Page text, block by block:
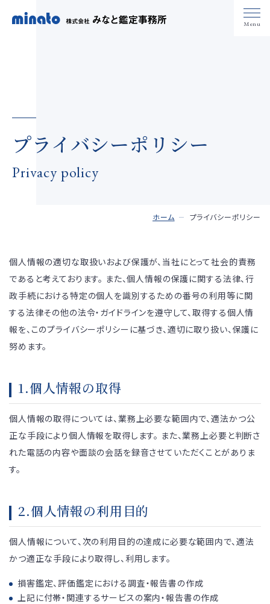
Menu
プライバシーポリシー
Privacy policy
ホーム プライバシーポリシー
個人情報の適切な取扱いおよび保護が、当社にとって社会的責務
であると考えております。 また、個人情報の保護に関する法律、行
政手続における特定の個人を識別するための番号の利用等に関
する法律その他の法令・ガイドラインを遵守して、取得する個人情
報を、このプライバシーポリシーに基づき、適切に取り扱い、保護に
努めます。
1.個人情報の取得
個人情報の取得については、業務上必要な範囲内で、適法かつ公
正な手段により個人情報を取得します。 また、業務上必要と判断さ
れた電話の内容や面談の会話を録音させていただくことがありま
す。
2.個人情報の利用目的
個人情報について、次の利用目的の達成に必要な範囲内で、適法
かつ適正な手段により取得し、利用します。
損害鑑定、評価鑑定における調査・報告書の作成
上記に付帯・関連するサービスの案内・報告書の作成